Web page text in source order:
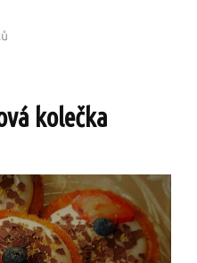
kolečka